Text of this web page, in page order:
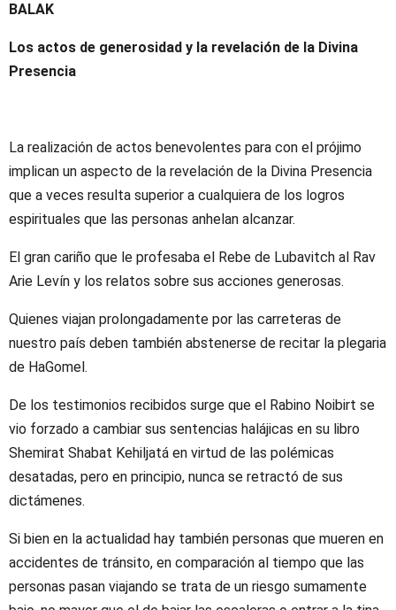
BALAK
Los actos de generosidad y la revelación de la Divina
Presencia
La realización de actos benevolentes para con el prójimo
implican un aspecto de la revelación de la Divina Presencia
que a veces resulta superior a cualquiera de los logros
espirituales que las personas anhelan alcanzar.
El gran cariño que le profesaba el Rebe de Lubavitch al Rav
Arie Levín y los relatos sobre sus acciones generosas.
Quienes viajan prolongadamente por las carreteras de
nuestro país deben también abstenerse de recitar la plegaria
de HaGomel.
De los testimonios recibidos surge que el Rabino Noibirt se
vio forzado a cambiar sus sentencias halájicas en su libro
Shemirat Shabat Kehiljatá en virtud de las polémicas
desatadas, pero en principio, nunca se retractó de sus
dictámenes.
Si bien en la actualidad hay también personas que mueren en
accidentes de tránsito, en comparación al tiempo que las
personas pasan viajando se trata de un riesgo sumamente